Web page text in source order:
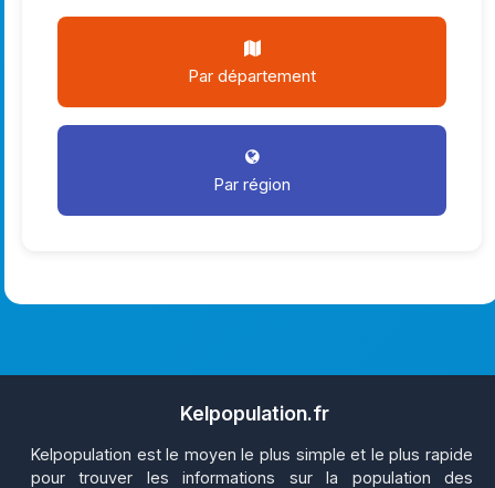
Par département
Par région
Kelpopulation.fr
Kelpopulation est le moyen le plus simple et le plus rapide
pour trouver les informations sur la population des